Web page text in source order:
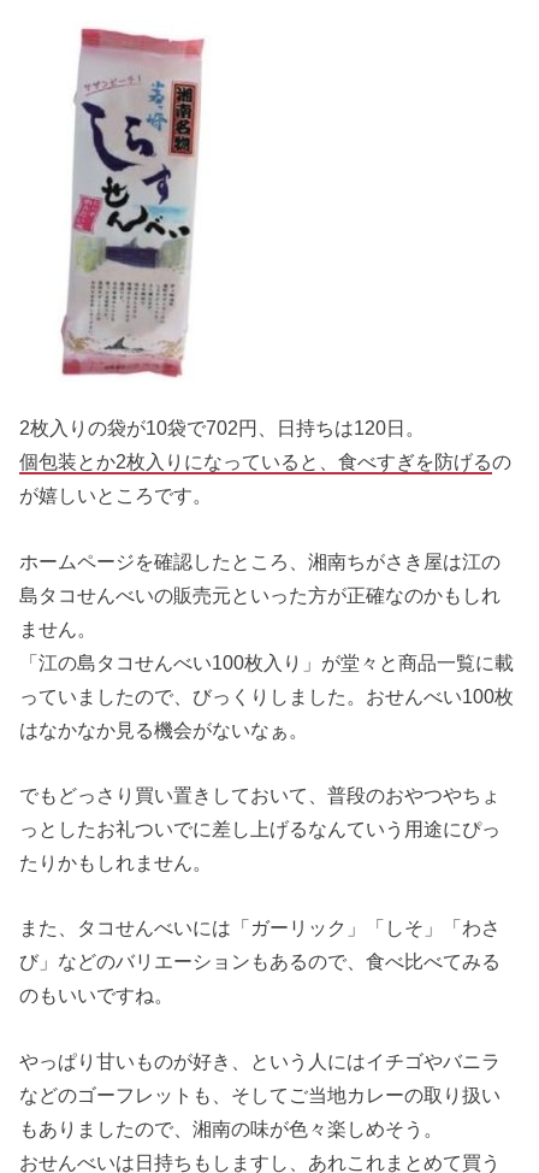
2枚入りの袋が10袋で702円、日持ちは120日。
個包装とか2枚入りになっていると、食べすぎを防げるの
が嬉しいところです。
ホームページを確認したところ、湘南ちがさき屋は江の
島タコせんべいの販売元といった方が正確なのかもしれ
ません。
「江の島タコせんべい100枚入り」が堂々と商品一覧に載
っていましたので、びっくりしました。おせんべい100枚
はなかなか見る機会がないなぁ。
でもどっさり買い置きしておいて、普段のおやつやちょ
っとしたお礼ついでに差し上げるなんていう用途にぴっ
たりかもしれません。
また、タコせんべいには「ガーリック」「しそ」「わさ
び」などのバリエーションもあるので、食べ比べてみる
のもいいですね。
やっぱり甘いものが好き、という人にはイチゴやバニラ
などのゴーフレットも、そしてご当地カレーの取り扱い
もありましたので、湘南の味が色々楽しめそう。
おせんべいは日持ちもしますし、あれこれまとめて買う